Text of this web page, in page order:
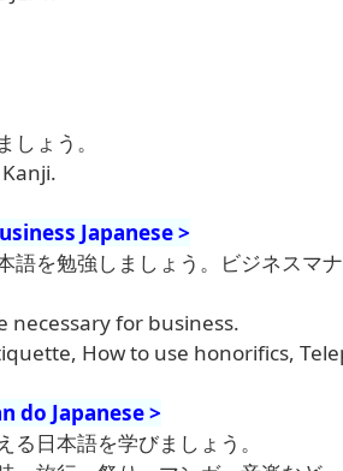
ょう。
Japanese>
語を勉強しましょう。ビジネスマ
necessary for business.
How to use honorifics,
do Japanese>
る日本語を学びましょう。